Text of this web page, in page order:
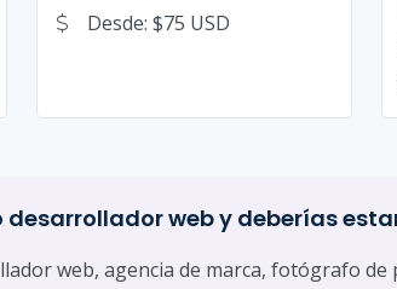
Desde: $75 USD
desarrollador web y deberías
web, agencia de marca, fotógrafo